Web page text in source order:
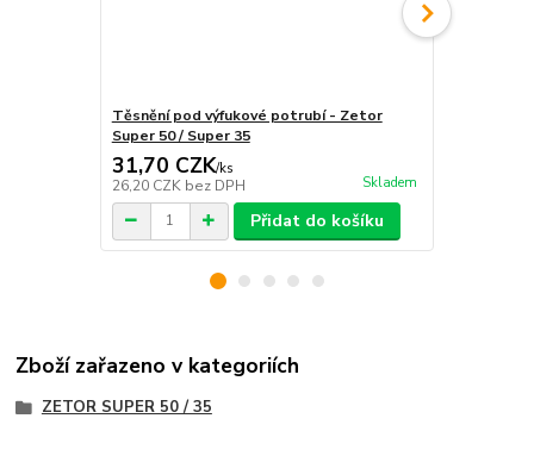
Těsnění pod výfukové potrubí - Zetor
Super 50 / Super 35
31,70 CZK/ks
26,20 CZK bez DPH Skladem
Přidat do košíku
Zboží zařazeno v kategoriích
ZETOR SUPER 50 / 35